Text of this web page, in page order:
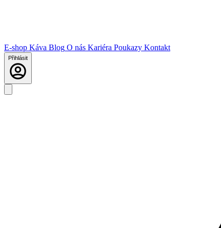
E-shop Káva Blog O nás Kariéra Poukazy Kontakt
Přihlásit